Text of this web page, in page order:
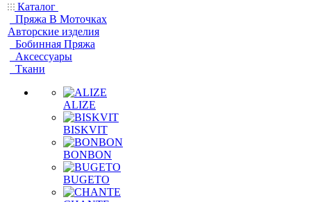
Каталог
Пряжа В Моточках
Авторские изделия
Бобинная Пряжа
Аксессуары
Ткани
ALIZE
BISKVIT
BONBON
BUGETO